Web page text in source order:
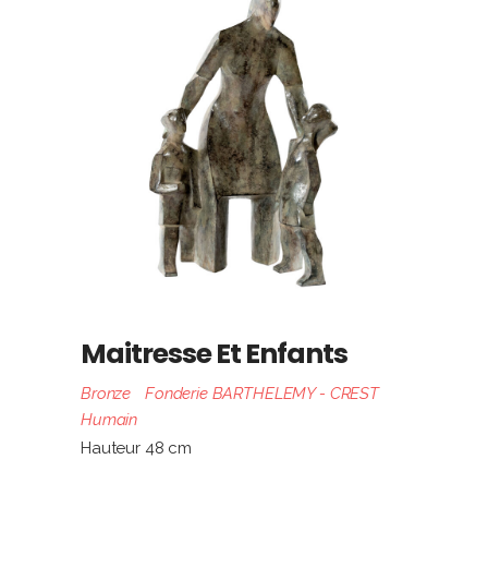
Maitresse Et Enfants
Bronze
Fonderie BARTHELEMY - CREST
Humain
Hauteur 48 cm